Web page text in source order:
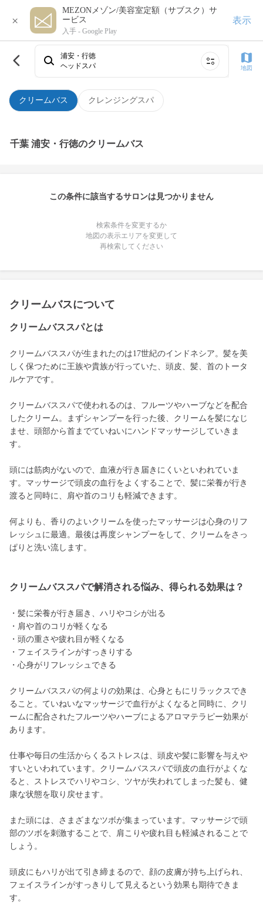
×
MEZONメゾン/美容室定額（サブスク）サ
ービス
入手 - Google Play
表示
クリームバス クレンジングスパ
浦安・行徳
ヘッドスパ
地図
千葉 浦安・行徳のクリームバス
この条件に該当するサロンは見つかりません
検索条件を変更するか
地図の表示エリアを変更して
再検索してください
クリームバスについて
クリームバススパとは
クリームバススパが生まれたのは17世紀のインドネシア。髪を美
しく保つために王族や貴族が行っていた、頭皮、髪、首のトータ
ルケアです。
クリームバススパで使われるのは、フルーツやハーブなどを配合
したクリーム。まずシャンプーを行った後、クリームを髪になじ
ませ、頭部から首までていねいにハンドマッサージしていきま
す。
頭には筋肉がないので、血液が行き届きにくいといわれていま
す。マッサージで頭皮の血行をよくすることで、髪に栄養が行き
渡ると同時に、肩や首のコリも軽減できます。
何よりも、香りのよいクリームを使ったマッサージは心身のリフ
レッシュに最適。最後は再度シャンプーをして、クリームをさっ
ぱりと洗い流します。
クリームバススパで解消される悩み、得られる効果は？
・髪に栄養が行き届き、ハリやコシが出る
・肩や首のコリが軽くなる
・頭の重さや疲れ目が軽くなる
・フェイスラインがすっきりする
・心身がリフレッシュできる
クリームバススパの何よりの効果は、心身ともにリラックスでき
ること。ていねいなマッサージで血行がよくなると同時に、クリ
ームに配合されたフルーツやハーブによるアロマテラピー効果が
あります。
仕事や毎日の生活からくるストレスは、頭皮や髪に影響を与えや
すいといわれています。クリームバススパで頭皮の血行がよくな
ると、ストレスでハリやコシ、ツヤが失われてしまった髪も、健
康な状態を取り戻せます。
また頭には、さまざまなツボが集まっています。マッサージで頭
部のツボを刺激することで、肩こりや疲れ目も軽減されることで
しょう。
頭皮にもハリが出て引き締まるので、顔の皮膚が持ち上げられ、
フェイスラインがすっきりして見えるという効果も期待できま
す。